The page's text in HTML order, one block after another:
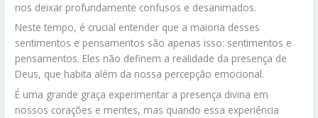
nos deixar profundamente confusos e desanimados.
Neste tempo, é crucial entender que a maioria desses
sentimentos e pensamentos são apenas isso: sentimentos e
pensamentos. Eles não definem a realidade da presença de
Deus, que habita além da nossa percepção emocional.
É uma grande graça experimentar a presença divina em
nossos corações e mentes, mas quando essa experiência